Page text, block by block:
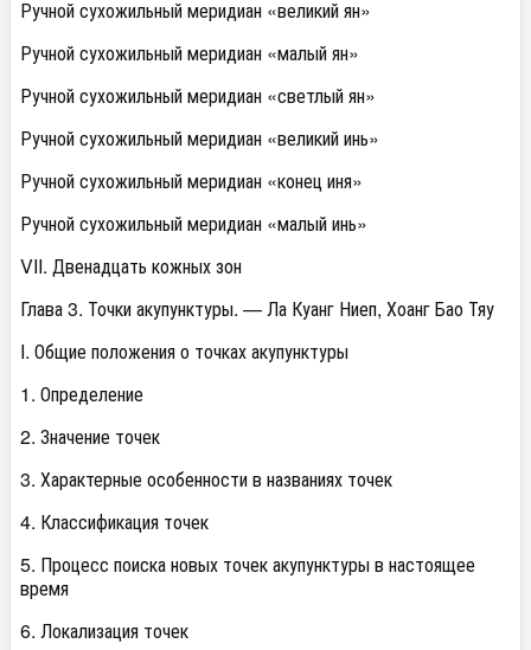
Ручной сухожильный меридиан «великий ян»
Ручной сухожильный меридиан «малый ян»
Ручной сухожильный меридиан «светлый ян»
Ручной сухожильный меридиан «великий инь»
Ручной сухожильный меридиан «конец иня»
Ручной сухожильный меридиан «малый инь»
VII. Двенадцать кожных зон
Глава 3. Точки акупунктуры. — Ла Куанг Ниеп, Хоанг Бао Тяу
I. Общие положения о точках акупунктуры
1. Определение
2. Значение точек
3. Характерные особенности в названиях точек
4. Классификация точек
5. Процесс поиска новых точек акупунктуры в настоящее
время
6. Локализация точек